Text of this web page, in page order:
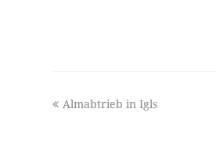
previous
Almabtrieb in Igls